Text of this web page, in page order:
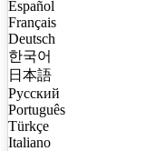
Español
Français
Deutsch
한국어
日本語
Русский
Português
Türkçe
Italiano